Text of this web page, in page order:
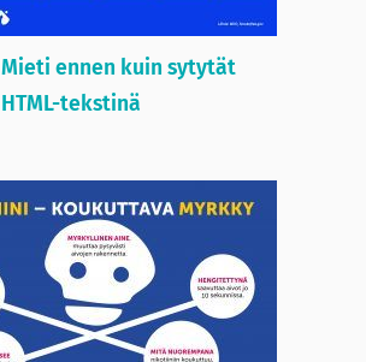
Mieti ennen kuin sytytät
HTML-tekstinä